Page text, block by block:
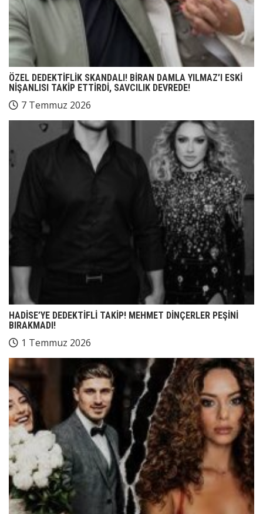
ÖZEL DEDEKTİFLİK SKANDALI! BİRAN DAMLA YILMAZ’I ESKİ
NİŞANLISI TAKİP ETTİRDİ, SAVCILIK DEVREDE!
7 Temmuz 2026
HADİSE’YE DEDEKTİFLİ TAKİP! MEHMET DİNÇERLER PEŞİNİ
BIRAKMADI!
1 Temmuz 2026